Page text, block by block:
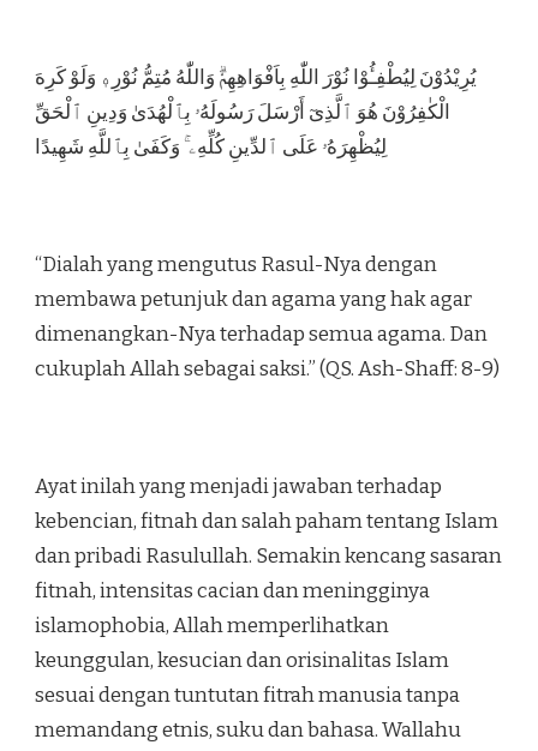
يُرِيْدُوْنَ لِيُطْفِـُٔوْا نُوْرَ اللّٰهِ بِاَفْوَاهِهِمْۗ وَاللّٰهُ مُتِمُّ نُوْرِهٖ وَلَوْ كَرِهَ
الْكٰفِرُوْنَ هُوَ ٱلَّذِىٓ أَرْسَلَ رَسُولَهُۥ بِٱلْهُدَىٰ وَدِينِ ٱلْحَقِّ
لِيُظْهِرَهُۥ عَلَى ٱلدِّينِ كُلِّهِۦ ۚ وَكَفَىٰ بِٱللَّهِ شَهِيدًا
“Dialah yang mengutus Rasul-Nya dengan
membawa petunjuk dan agama yang hak agar
dimenangkan-Nya terhadap semua agama. Dan
cukuplah Allah sebagai saksi.” (QS. Ash-Shaff: 8-9)
Ayat inilah yang menjadi jawaban terhadap
kebencian, fitnah dan salah paham tentang Islam
dan pribadi Rasulullah. Semakin kencang sasaran
fitnah, intensitas cacian dan meningginya
islamophobia, Allah memperlihatkan
keunggulan, kesucian dan orisinalitas Islam
sesuai dengan tuntutan fitrah manusia tanpa
memandang etnis, suku dan bahasa. Wallahu